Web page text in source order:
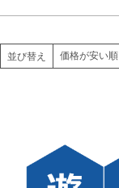
並び替え 価格が安い順